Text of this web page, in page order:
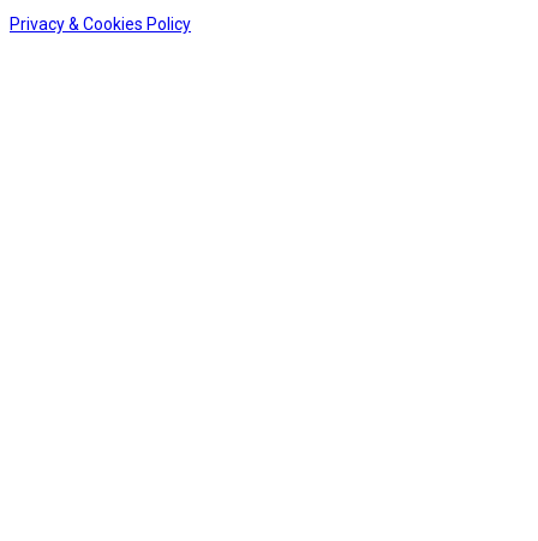
Privacy & Cookies Policy